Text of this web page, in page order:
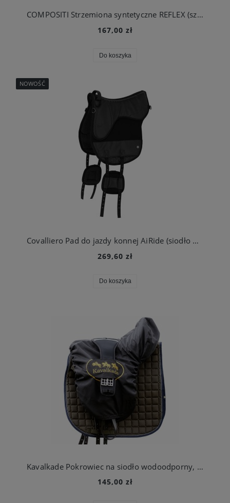
COMPOSITI Strzemiona syntetyczne REFLEX (szeroka stopka), czarno-malinowe
167,00 zł
Do koszyka
Covalliero Pad do jazdy konnej AiRide (siodło bezterlicowe), czarny
269,60 zł
Do koszyka
NOWOŚĆ
Kavalkade Pokrowiec na siodło wodoodporny, Full, czarny
145,00 zł